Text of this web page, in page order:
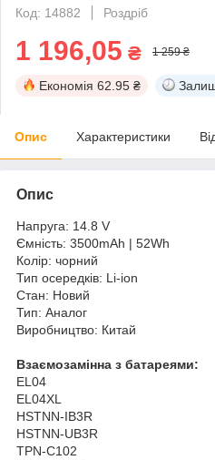
Код: 14882
Роздріб
1 196,05 ₴ 1 259 ₴
Економія 62.95 ₴
Опис Характеристики
Опис
Напруга: 14.8 V
Ємність: 3500mAh | 52Wh
Колір: чорний
Тип осередків: Li-ion
Стан: Новий
Тип: Аналог
Виробництво: Китай
Взаємозамінна з батареями:
EL04
EL04XL
HSTNN-IB3R
HSTNN-UB3R
TPN-C102